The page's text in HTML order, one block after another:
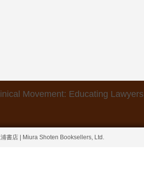
Movement: Educating
書店 | Miura Shoten Booksellers, Ltd.